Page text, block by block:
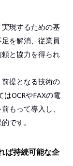
現するための基
を解消、従業員
と協力を得られ
提となる技術の
OCRやFAXの電
もって導入し、
です。
ば持続可能な企